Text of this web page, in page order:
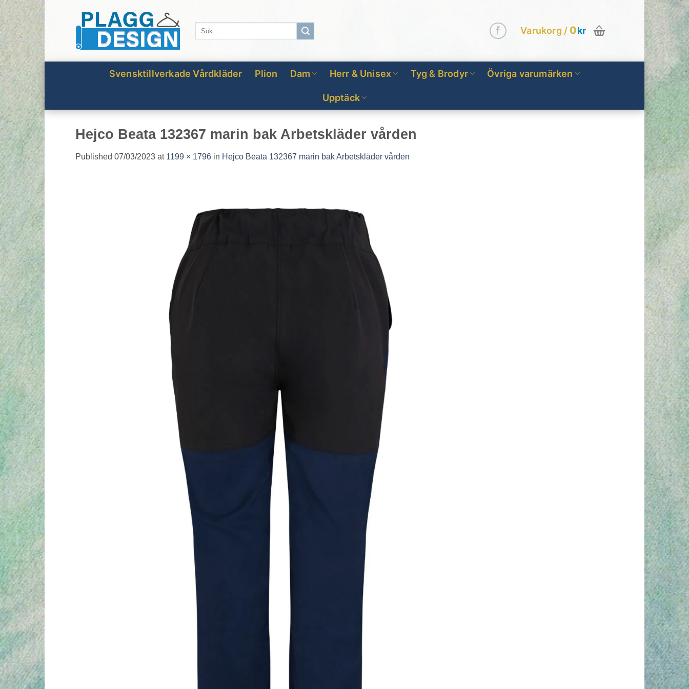
Varukorg / 0kr
Svensktillverkade Vårdkläder Plion Dam Herr & Unisex Tyg & Brodyr Övriga varumärken
Upptäck
Hejco Beata 132367 marin bak Arbetskläder vården
Published 07/03/2023 at 1199 × 1796 in Hejco Beata 132367 marin bak Arbetskläder vården